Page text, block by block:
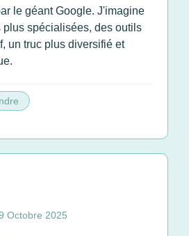
le géant Google. J'imagine
plus spécialisées, des outils
un truc plus diversifié et
Octobre 2025